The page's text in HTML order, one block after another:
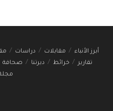
أبرز الأنباء مقابلات دراسات
تقارير
خرائط ديرتنا صحافة
مجلة